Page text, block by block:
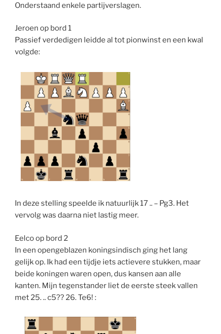
Onderstaand enkele partijverslagen.
Jeroen op bord 1
Passief verdedigen leidde al tot pionwinst en een kwal
volgde:
In deze stelling speelde ik natuurlijk 17 .. – Pg3. Het
vervolg was daarna niet lastig meer.
Eelco op bord 2
In een opengeblazen koningsindisch ging het lang
gelijk op. Ik had een tijdje iets actievere stukken, maar
beide koningen waren open, dus kansen aan alle
kanten. Mijn tegenstander liet de eerste steek vallen
met 25. .. c5?? 26. Te6! :